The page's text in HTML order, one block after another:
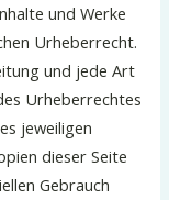
und Werke
Urheberrecht.
und jede Art
Urheberrechtes
jeweiligen
dieser Seite
Gebrauch